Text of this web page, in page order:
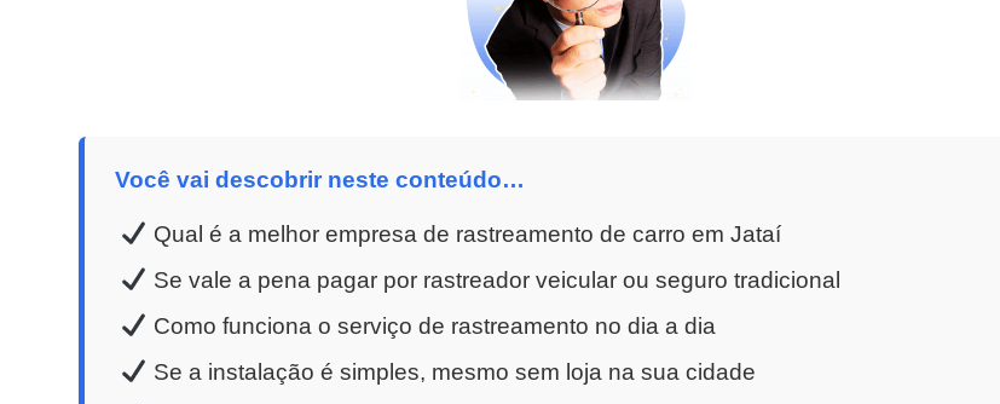
Você vai descobrir neste conteúdo…
Qual é a melhor empresa de rastreamento de carro em Jataí
Se vale a pena pagar por rastreador veicular ou seguro tradicional
Como funciona o serviço de rastreamento no dia a dia
Se a instalação é simples, mesmo sem loja na sua cidade